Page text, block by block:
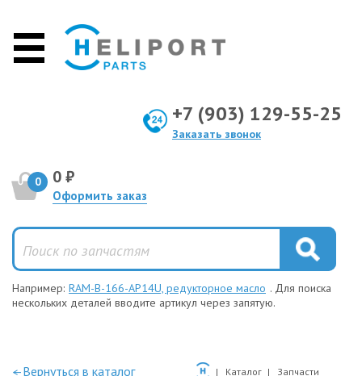
+7 (903) 129-55-25
Заказать звонок
0 0 ₽
Оформить заказ
Например: RAM-B-166-AP14U, редукторное масло . Для поиска
нескольких деталей вводите артикул через запятую.
—Вернуться в каталог Каталог Запчасти